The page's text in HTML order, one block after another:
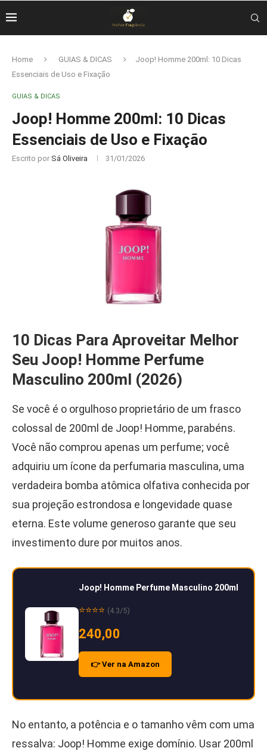
Home GUIAS & DICAS
Joop! Homme 200ml: 10 Dicas
Essenciais de Uso e Fixação
GUIAS & DICAS
Joop! Homme 200ml: 10 Dicas
Essenciais de Uso e Fixação
Escrito por Sá Oliveira 31/01/2026
10 Dicas Para Aproveitar Melhor
Seu Joop! Homme Perfume
Masculino 200ml (2026)
Se você é o orgulhoso proprietário de um frasco
colossal de 200ml de Joop! Homme, parabéns.
Você não comprou apenas um perfume; você
adquiriu um ícone da perfumaria masculina, uma
verdadeira bomba atômica olfativa conhecida por
sua projeção estrondosa e longevidade quase
eterna. Este volume generoso garante que seu
investimento dure por muitos anos.
Joop! Homme Perfume Masculino 200ml
⭐⭐⭐⭐ (4.3/5)
240,00
👉 Ver na Amazon
No entanto, a potência e o tamanho vêm com uma
ressalva: Joop! Homme exige domínio. Usar 200ml